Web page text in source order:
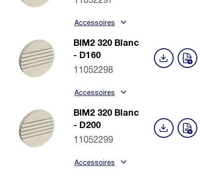
Accessoires
BIM2 320 Blanc
- D160
11052298
Accessoires
BIM2 320 Blanc
- D200
11052299
Accessoires